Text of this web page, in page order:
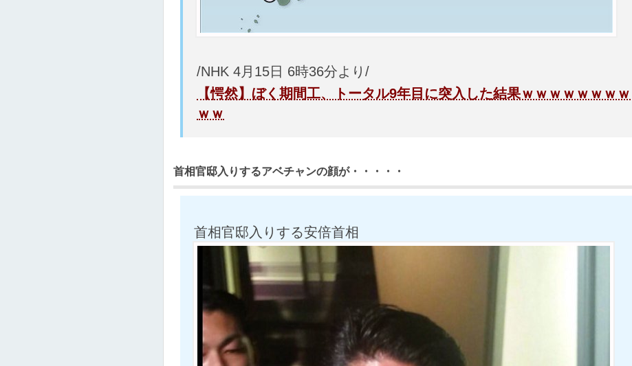
/NHK 4月15日 6時36分より/
【愕然】ぼく期間工、トータル9年目に突入した結果ｗｗｗｗｗｗｗｗ
ｗｗ
首相官邸入りするアベチャンの顔が・・・・・
首相官邸入りする安倍首相